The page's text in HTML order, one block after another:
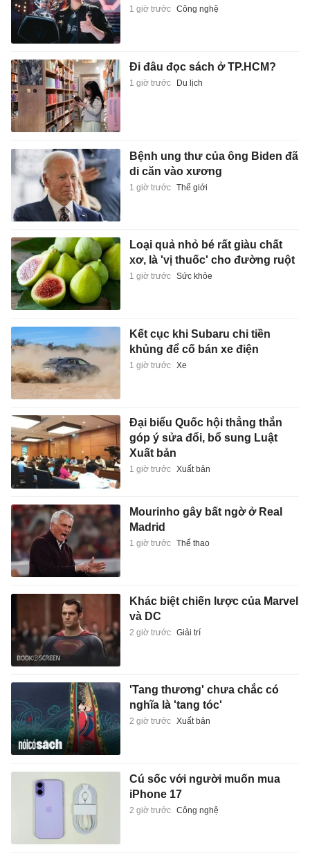
1 giờ trước Công nghệ
Đi đâu đọc sách ở TP.HCM?
1 giờ trước Du lịch
Bệnh ung thư của ông Biden đã
di căn vào xương
1 giờ trước Thế giới
Loại quả nhỏ bé rất giàu chất
xơ, là 'vị thuốc' cho đường ruột
1 giờ trước Sức khỏe
Kết cục khi Subaru chi tiền
khủng để cố bán xe điện
1 giờ trước Xe
Đại biểu Quốc hội thẳng thắn
góp ý sửa đổi, bổ sung Luật
Xuất bản
1 giờ trước Xuất bản
Mourinho gây bất ngờ ở Real
Madrid
1 giờ trước Thể thao
Khác biệt chiến lược của Marvel
và DC
2 giờ trước Giải trí
'Tang thương' chưa chắc có
nghĩa là 'tang tóc'
2 giờ trước Xuất bản
Cú sốc với người muốn mua
iPhone 17
2 giờ trước Công nghệ